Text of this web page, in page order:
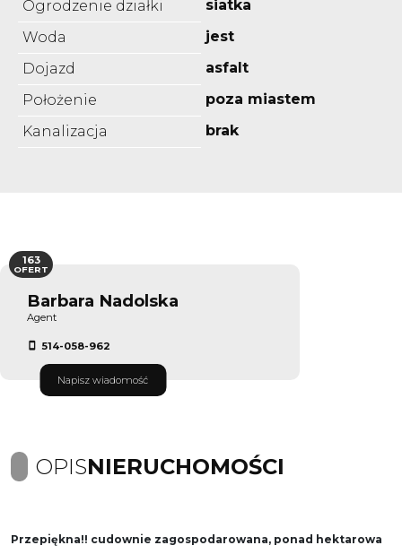
Ogrodzenie działki
siatka
Woda
jest
Dojazd
asfalt
Położenie
poza miastem
Kanalizacja
brak
Barbara Nadolska
Agent
514-058-962
Napisz wiadomość
163
OFERT
OPISNIERUCHOMOŚCI
Przepiękna!! cudownie zagospodarowana, ponad hektarowa